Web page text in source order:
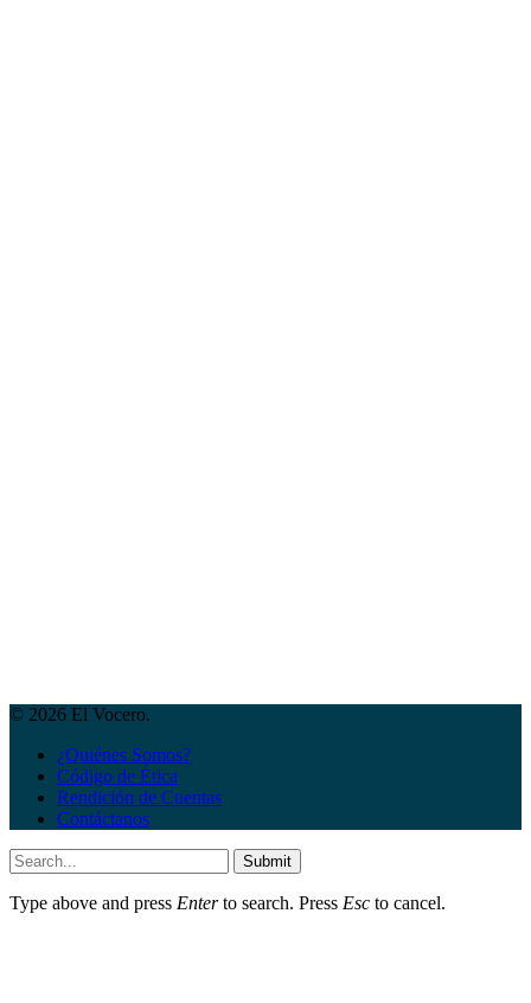
© 2026 El Vocero.
¿Quiénes Somos?
Código de Ética
Rendición de Cuentas
Contáctanos
Submit
Type above and press Enterto search. Press Esc to cancel.